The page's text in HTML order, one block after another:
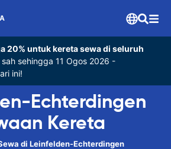
20% untuk kereta sewa di seluruh
sah sehingga 11 Ogos 2026 -
ini!
Echterdingen
Kereta
di Leinfelden-Echterdingen